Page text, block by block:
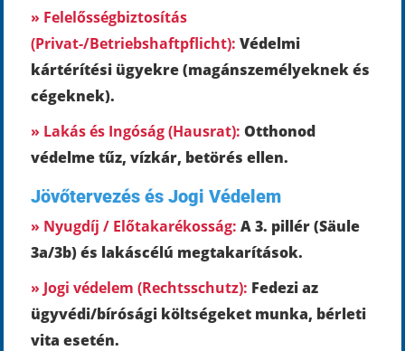
» Felelősségbiztosítás
(Privat-/Betriebshaftpflicht): Védelmi
kártérítési ügyekre (magánszemélyeknek és
cégeknek).
» Lakás és Ingóság (Hausrat): Otthonod
védelme tűz, vízkár, betörés ellen.
Jövőtervezés és Jogi Védelem
» Nyugdíj / Előtakarékosság: A 3. pillér (Säule
3a/3b) és lakáscélú megtakarítások.
» Jogi védelem (Rechtsschutz): Fedezi az
ügyvédi/bírósági költségeket munka, bérleti
vita esetén.